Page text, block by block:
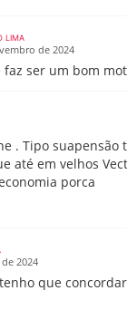
LIMA
de 2024
faz ser um bom
. Tipo suapensão
até em velhos
porca
2024
que